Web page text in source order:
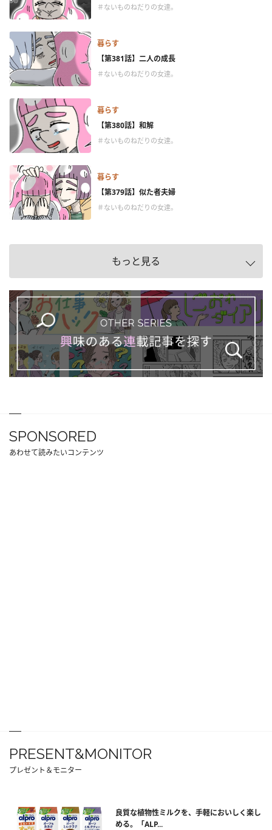
＃ないものねだりの女達。
暮らす
【第381話】二人の成長
＃ないものねだりの女達。
暮らす
【第380話】和解
＃ないものねだりの女達。
暮らす
【第379話】似た者夫婦
＃ないものねだりの女達。
もっと見る
SPONSORED
あわせて読みたいコンテンツ
PRESENT&MONITOR
プレゼント＆モニター
良質な植物性ミルクを、手軽においしく楽し
める。「ALP...